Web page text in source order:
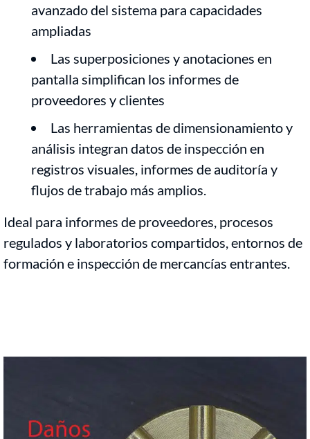
avanzado del sistema para capacidades
ampliadas
Las superposiciones y anotaciones en
pantalla simplifican los informes de
proveedores y clientes
Las herramientas de dimensionamiento y
análisis integran datos de inspección en
registros visuales, informes de auditoría y
flujos de trabajo más amplios.
Ideal para informes de proveedores, procesos
regulados y laboratorios compartidos, entornos de
formación e inspección de mercancías entrantes.